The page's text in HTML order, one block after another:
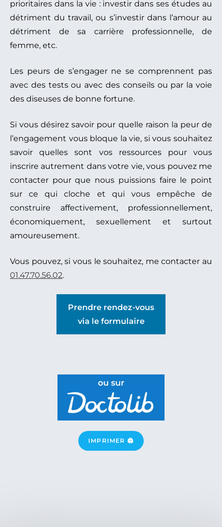
prioritaires dans la vie : investir dans ses études au
détriment du travail, ou s’investir dans l’amour au
détriment de sa carrière professionnelle, de
femme, etc.
Les peurs de s’engager ne se comprennent pas
avec des tests ou avec des conseils ou par la voie
des diseuses de bonne fortune.
Si vous désirez savoir pour quelle raison la peur de
l’engagement vous bloque la vie, si vous souhaitez
savoir quelles sont vos ressources pour vous
inscrire autrement dans votre vie, vous pouvez me
contacter pour que nous puissions faire le point
sur ce qui cloche et qui vous empêche de
construire affectivement, professionnellement,
économiquement, sexuellement et surtout
amoureusement.
Vous pouvez, si vous le souhaitez, me contacter au
01.47.70.56.02.
Prendre rendez-vous
via le formulaire
IMPRIMER 🖨